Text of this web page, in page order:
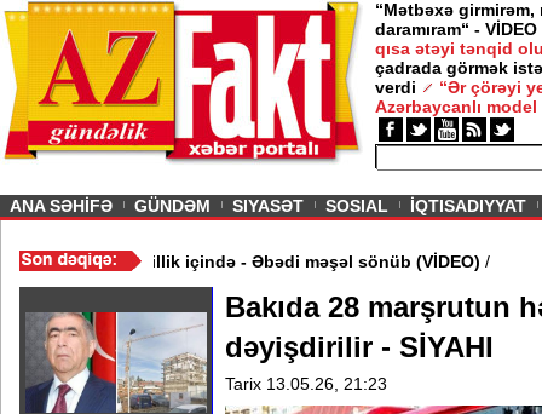
“Mətbəxə girmirəm,
daramıram“ - VİDEO
qısa ətəyi tənqid
çadrada görmək
verdi
“Ər çörəyi
Azərbaycanlı model
ANA SƏHİFƏ GÜNDƏM SIYASƏT SOSIAL İQTISADIYYAT
20 Yanvar abidəsi zibillik içində - Əbədi məşəl sönüb (VİDEO)
Bakıda 28 marşrutun
dəyişdirilir - SİYAHI
Tarix 13.05.26, 21:23